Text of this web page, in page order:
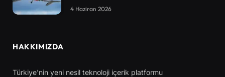
4 Haziran 2026
HAKKIMIZDA
Türkiye'nin yeni nesil teknoloji içerik platformu